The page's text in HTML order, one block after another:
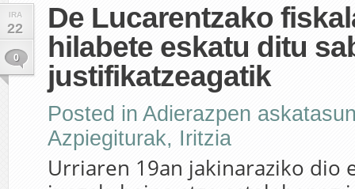
IRA
22
0
De Lucarentzako
hilabete eskatu ditu
justifikatzeagatik
Posted in Adierazpen
Azpiegiturak, Iritzia
Urriaren 19an jakinaraziko dio